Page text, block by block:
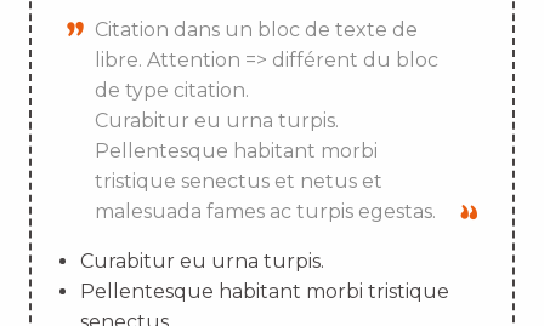
Citation dans un bloc de texte de
libre. Attention => différent du bloc
de type citation.
Curabitur eu urna turpis.
Pellentesque habitant morbi
tristique senectus et netus et
malesuada fames ac turpis egestas.
Curabitur eu urna turpis.
Pellentesque habitant morbi tristique